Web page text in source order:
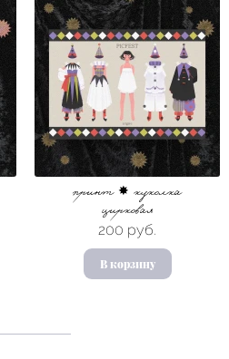
принт ✸ куколка
цирковая
200 руб.
В корзину